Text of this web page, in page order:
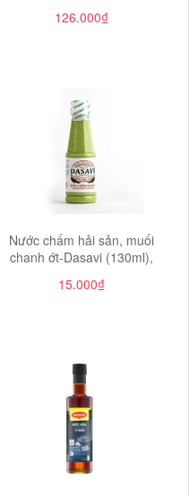
126.000₫
Nước chấm hải sản, muối
chanh ớt-Dasavi (130ml),
15.000₫